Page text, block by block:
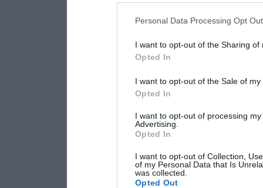
Personal Data Processing Opt
I want to opt-out of the Sharing of
Opted In
I want to opt-out of the Sale of
Opted In
I want to opt-out of processing
Advertising.
Opted In
I want to opt-out of Collection,
of my Personal Data that Is
was collected.
Opted Out